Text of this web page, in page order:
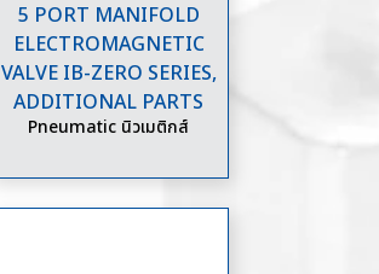
5 PORT MANIFOLD
ELECTROMAGNETIC
VALVE IB-ZERO SERIES,
ADDITIONAL PARTS
Pneumatic นิวเมติกส์